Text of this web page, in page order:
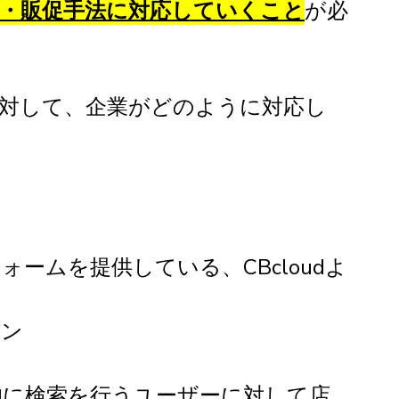
販促手法に対応していくことが必
して、企業がどのように対応し
ームを提供している、CBcloudよ